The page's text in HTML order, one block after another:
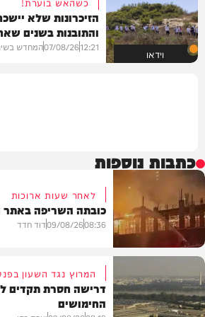
וידאו
הזיכרונות שלא
והתובנות בשנים
12:21
07/08/26המחדש
כתבות נוספות
חדשות
לאחר שעות ארוכות
כובתה השריפה באתר
08:36
09/08/26דוד חדד
המרוץ נגד השעון
דרישה חסרת תקדים
החימושים